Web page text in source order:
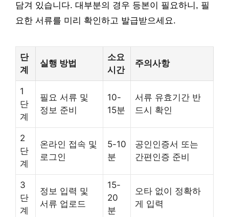
담겨 있습니다. 대부분의 경우 등본이 필요하니, 필
요한 서류를 미리 확인하고 발급받으세요.
단
계
실행 방법
소요
시간
주의사항
1
단
계
필요 서류 및
정보 준비
10-
15분
서류 유효기간 반
드시 확인
2
단
계
온라인 접속 및
로그인
5-10
분
공인인증서 또는
간편인증 준비
3
단
계
정보 입력 및
서류 업로드
15-
20
분
오타 없이 정확하
게 입력